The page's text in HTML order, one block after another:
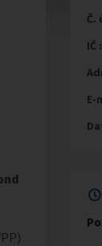
Č.
IČ :
E-